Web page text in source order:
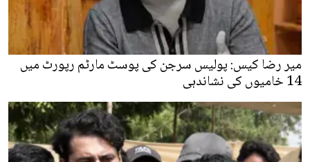
میر رضا کیس: پولیس سرجن کی پوسٹ مارٹم رپورٹ میں
14 خامیوں کی نشاندہی